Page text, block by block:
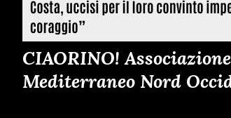
CIAORINO!
Mediterraneo Nord